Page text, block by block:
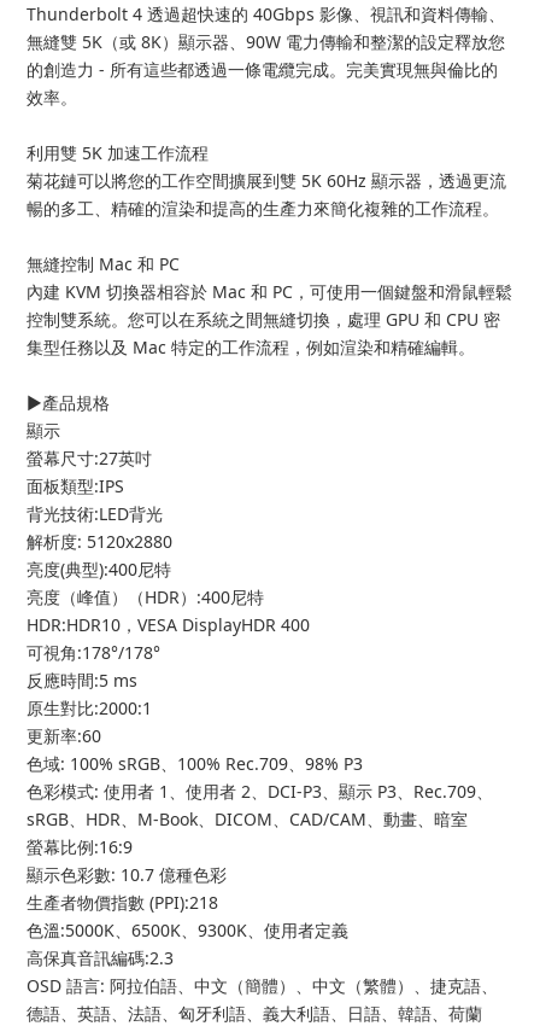
Thunderbolt 4 透過超快速的 40Gbps 影像、視訊和資料傳輸、
無縫雙 5K（或 8K）顯示器、90W 電力傳輸和整潔的設定釋放您
的創造力 - 所有這些都透過一條電纜完成。完美實現無與倫比的
效率。
利用雙 5K 加速工作流程
菊花鏈可以將您的工作空間擴展到雙 5K 60Hz 顯示器，透過更流
暢的多工、精確的渲染和提高的生產力來簡化複雜的工作流程。
無縫控制 Mac 和 PC
內建 KVM 切換器相容於 Mac 和 PC，可使用一個鍵盤和滑鼠輕鬆
控制雙系統。您可以在系統之間無縫切換，處理 GPU 和 CPU 密
集型任務以及 Mac 特定的工作流程，例如渲染和精確編輯。
▶️產品規格
顯示
螢幕尺寸:27英吋
面板類型:IPS
背光技術:LED背光
解析度: 5120x2880
亮度(典型):400尼特
亮度（峰值）（HDR）:400尼特
HDR:HDR10，VESA DisplayHDR 400
可視角:178°/178°
反應時間:5 ms
原生對比:2000:1
更新率:60
色域: 100% sRGB、100% Rec.709、98% P3
色彩模式: 使用者 1、使用者 2、DCI-P3、顯示 P3、Rec.709、
sRGB、HDR、M-Book、DICOM、CAD/CAM、動畫、暗室
螢幕比例:16:9
顯示色彩數: 10.7 億種色彩
生產者物價指數 (PPI):218
色溫:5000K、6500K、9300K、使用者定義
高保真音訊編碼:2.3
OSD 語言: 阿拉伯語、中文（簡體）、中文（繁體）、捷克語、
德語、英語、法語、匈牙利語、義大利語、日語、韓語、荷蘭